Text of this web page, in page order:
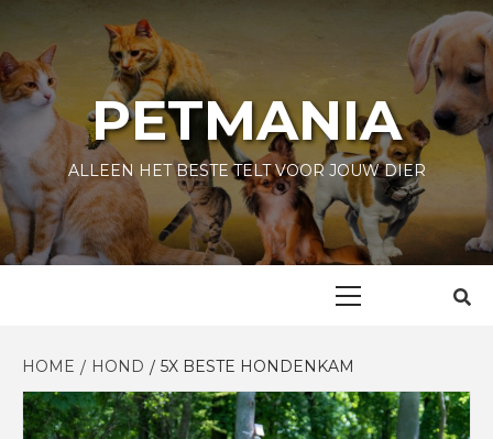
content
PETMANIA
ALLEEN HET BESTE TELT VOOR JOUW DIER
HOME HOND 5X BESTE HONDENKAM